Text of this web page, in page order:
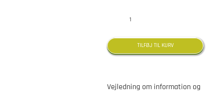
om
information
samtykke
TILFØJ TIL KURV
Vejledning om information og